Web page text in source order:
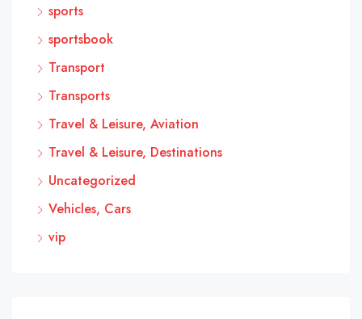
sports
sportsbook
Transport
Transports
Travel & Leisure, Aviation
Travel & Leisure, Destinations
Uncategorized
Vehicles, Cars
vip